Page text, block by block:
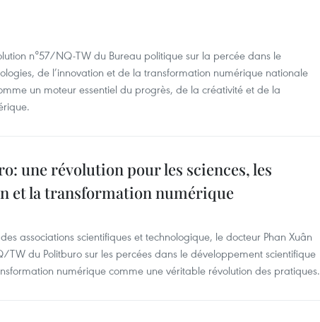
n°57/NQ-TW du Bureau politique sur la percée dans le
de l’innovation et de la transformation numérique nationale
un moteur essentiel du progrès, de la créativité et de la
une révolution pour les sciences, les
et la transformation numérique
associations scientifiques et technologique, le docteur Phan Xuân
TW du Politburo sur les percées dans le développement scientifique
numérique comme une véritable révolution des pratiques.